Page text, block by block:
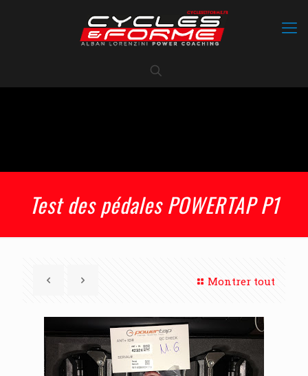
Test des pédales POWERTAP P1
Montrer tout